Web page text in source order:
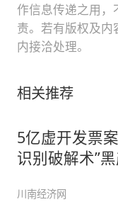
作信息传递之用，
责。若有版权及内
内接洽处理。
相关推荐
5亿虚开发票
识别破解术”
川南经济网